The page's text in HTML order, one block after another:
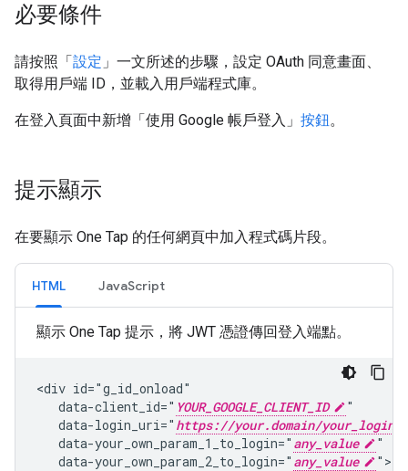
必要條件
請按照「設定 」一文所述的步驟，設定 OAuth 同意畫面、
取得用戶端 ID，並載入用戶端程式庫。
在登入頁面中新增「使用 Google 帳戶登入」 按鈕。
提示顯示
在要顯示 One Tap 的任何網頁中加入程式碼片段。
HTML JavaScript
顯示 One Tap 提示，將 JWT 憑證傳回登入端點。
<div id="g_id_onload"
   data-client_id="
YOUR_GOOGLE_CLIENT_ID
"
   data-login_uri="
https://your.domain/
   data-your_own_param_1_to_login="
any_value
"
   data-your_own_param_2_to_login="
any_value
">